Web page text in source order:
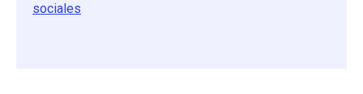
sociales